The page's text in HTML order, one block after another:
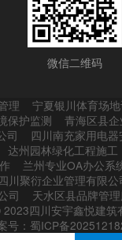
微信二维码
理 宁夏银川体育场
保护监测 青海区县
司
四川南充家用电器
达州园林绿化工程施工
兰州专业OA办公系
四川聚衍企业管理有限公
司
天水区县品牌管
四川安宇鑫悦建筑
号：蜀ICP备